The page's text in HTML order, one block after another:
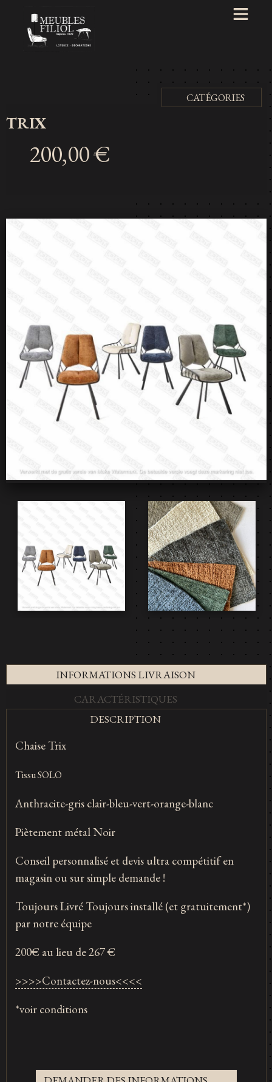
CATÉGORIES
TRIX
200,00 €
DESCRIPTION
CARACTÉRISTIQUES
INFORMATIONS LIVRAISON
Chaise Trix
Tissu SOLO
Anthracite-gris clair-bleu-vert-orange-blanc
Piètement métal Noir
Conseil personnalisé et devis ultra compétitif en
magasin ou sur simple demande !
Toujours Livré Toujours installé (et gratuitement*)
par notre équipe
200€ au lieu de 267 €
>>>>Contactez-nous<<<<
*voir conditions